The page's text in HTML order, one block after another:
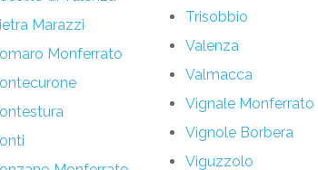
Marazzi
Monferrato
Trisobbio
Valenza
Valmacca
Vignale Monferrato
Vignole Borbera
Viguzzolo